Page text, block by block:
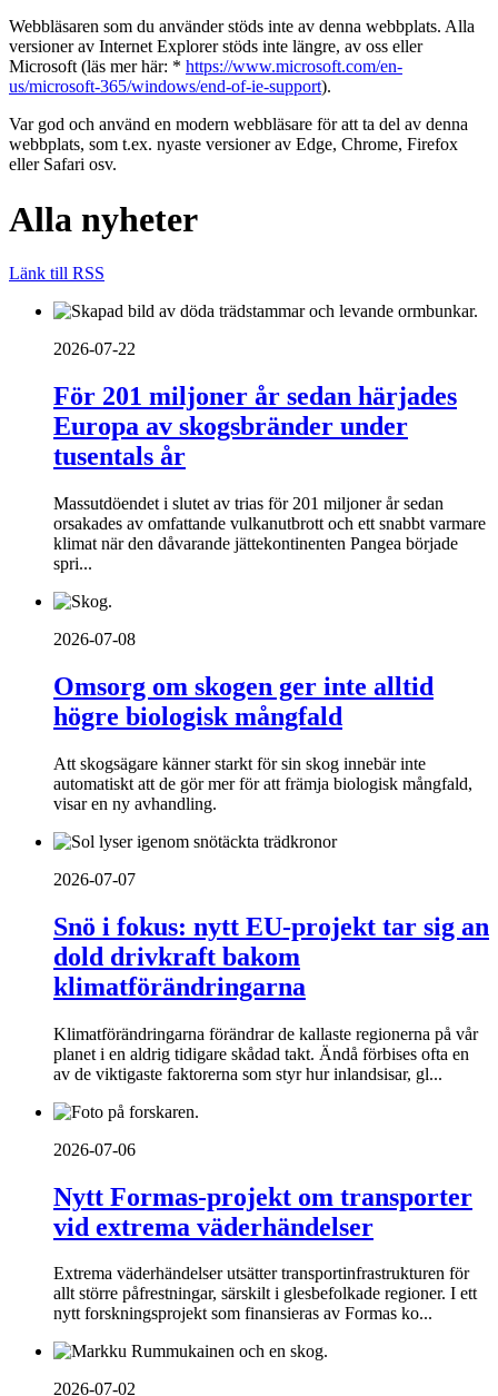
Webbläsaren som du använder stöds inte av denna webbplats. Alla
versioner av Internet Explorer stöds inte längre, av oss eller
Microsoft (läs mer här: * https://www.microsoft.com/en-
us/microsoft-365/windows/end-of-ie-support).
Var god och använd en modern webbläsare för att ta del av denna
webbplats, som t.ex. nyaste versioner av Edge, Chrome, Firefox
eller Safari osv.
Alla nyheter
Länk till RSS
2026-07-22
För 201 miljoner år sedan härjades
Europa av skogsbränder under
tusentals år
Massutdöendet i slutet av trias för 201 miljoner år sedan
orsakades av omfattande vulkanutbrott och ett snabbt varmare
klimat när den dåvarande jättekontinenten Pangea började
spri...
2026-07-08
Omsorg om skogen ger inte alltid
högre biologisk mångfald
Att skogsägare känner starkt för sin skog innebär inte
automatiskt att de gör mer för att främja biologisk mångfald,
visar en ny avhandling.
2026-07-07
Snö i fokus: nytt EU-projekt tar sig an
dold drivkraft bakom
klimatförändringarna
Klimatförändringarna förändrar de kallaste regionerna på vår
planet i en aldrig tidigare skådad takt. Ändå förbises ofta en
av de viktigaste faktorerna som styr hur inlandsisar, gl...
2026-07-06
Nytt Formas-projekt om transporter
vid extrema väderhändelser
Extrema väderhändelser utsätter transportinfrastrukturen för
allt större påfrestningar, särskilt i glesbefolkade regioner. I ett
nytt forskningsprojekt som finansieras av Formas ko...
2026-07-02